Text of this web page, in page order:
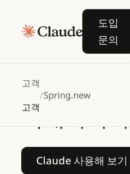
도입
문의
도입
고객
고객
/Spring.new
Cloud의
Claude로
애플리케이
극대화하다
Claude 사용해 보기
Claude